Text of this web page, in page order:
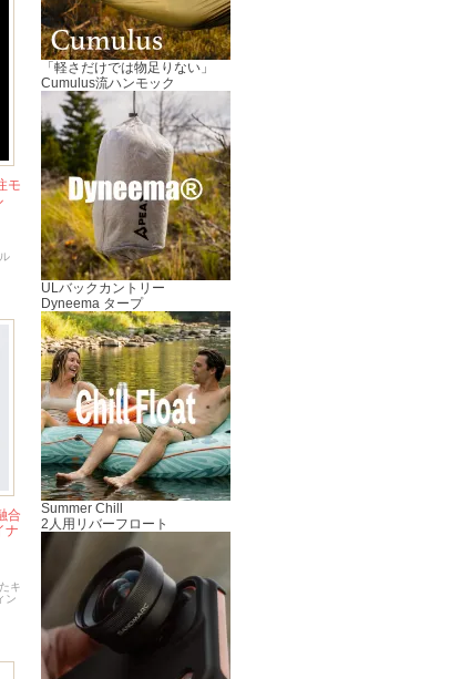
モ
合
ナ
キ
ン
「軽さだけでは物足りない」
Cumulus流ハンモック
ULバックカントリー
Dyneema タープ
Summer Chill
2人用リバーフロート